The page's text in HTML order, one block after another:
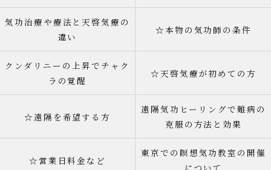
気功治療や療法と天啓気療の
違い
☆本物の気功師の条件
クンダリニーの上昇でチャク
ラの覚醒
☆天啓気療が初めての方
☆遠隔を希望する方
遠隔気功ヒーリングで難病の
克服の方法と効果
☆営業日料金など
東京での瞑想気功教室の開催
について